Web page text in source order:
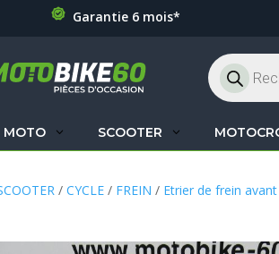
Garantie 6 mois*
Recherche
de
produits
MOTO SCOOTER
/CYCLE / FREIN / Etrier de frein avant